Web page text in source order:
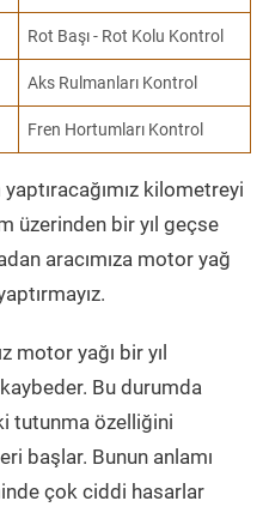
Rot Başı - Rot Kolu Kontrol
Aks Rulmanları Kontrol
Fren Hortumları Kontrol
kilometreyi
üzerinden bir yıl geçse
aracımıza motor yağ
motor yağı bir yıl
Bu durumda
tutunma özelliğini
başlar. Bunun anlamı
çok ciddi hasarlar